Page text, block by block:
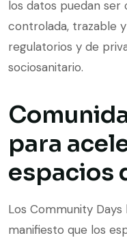
los datos puedan
controlada, trazable
regulatorios y de
sociosanitario.
para
espacios
Los Community
manifiesto que los